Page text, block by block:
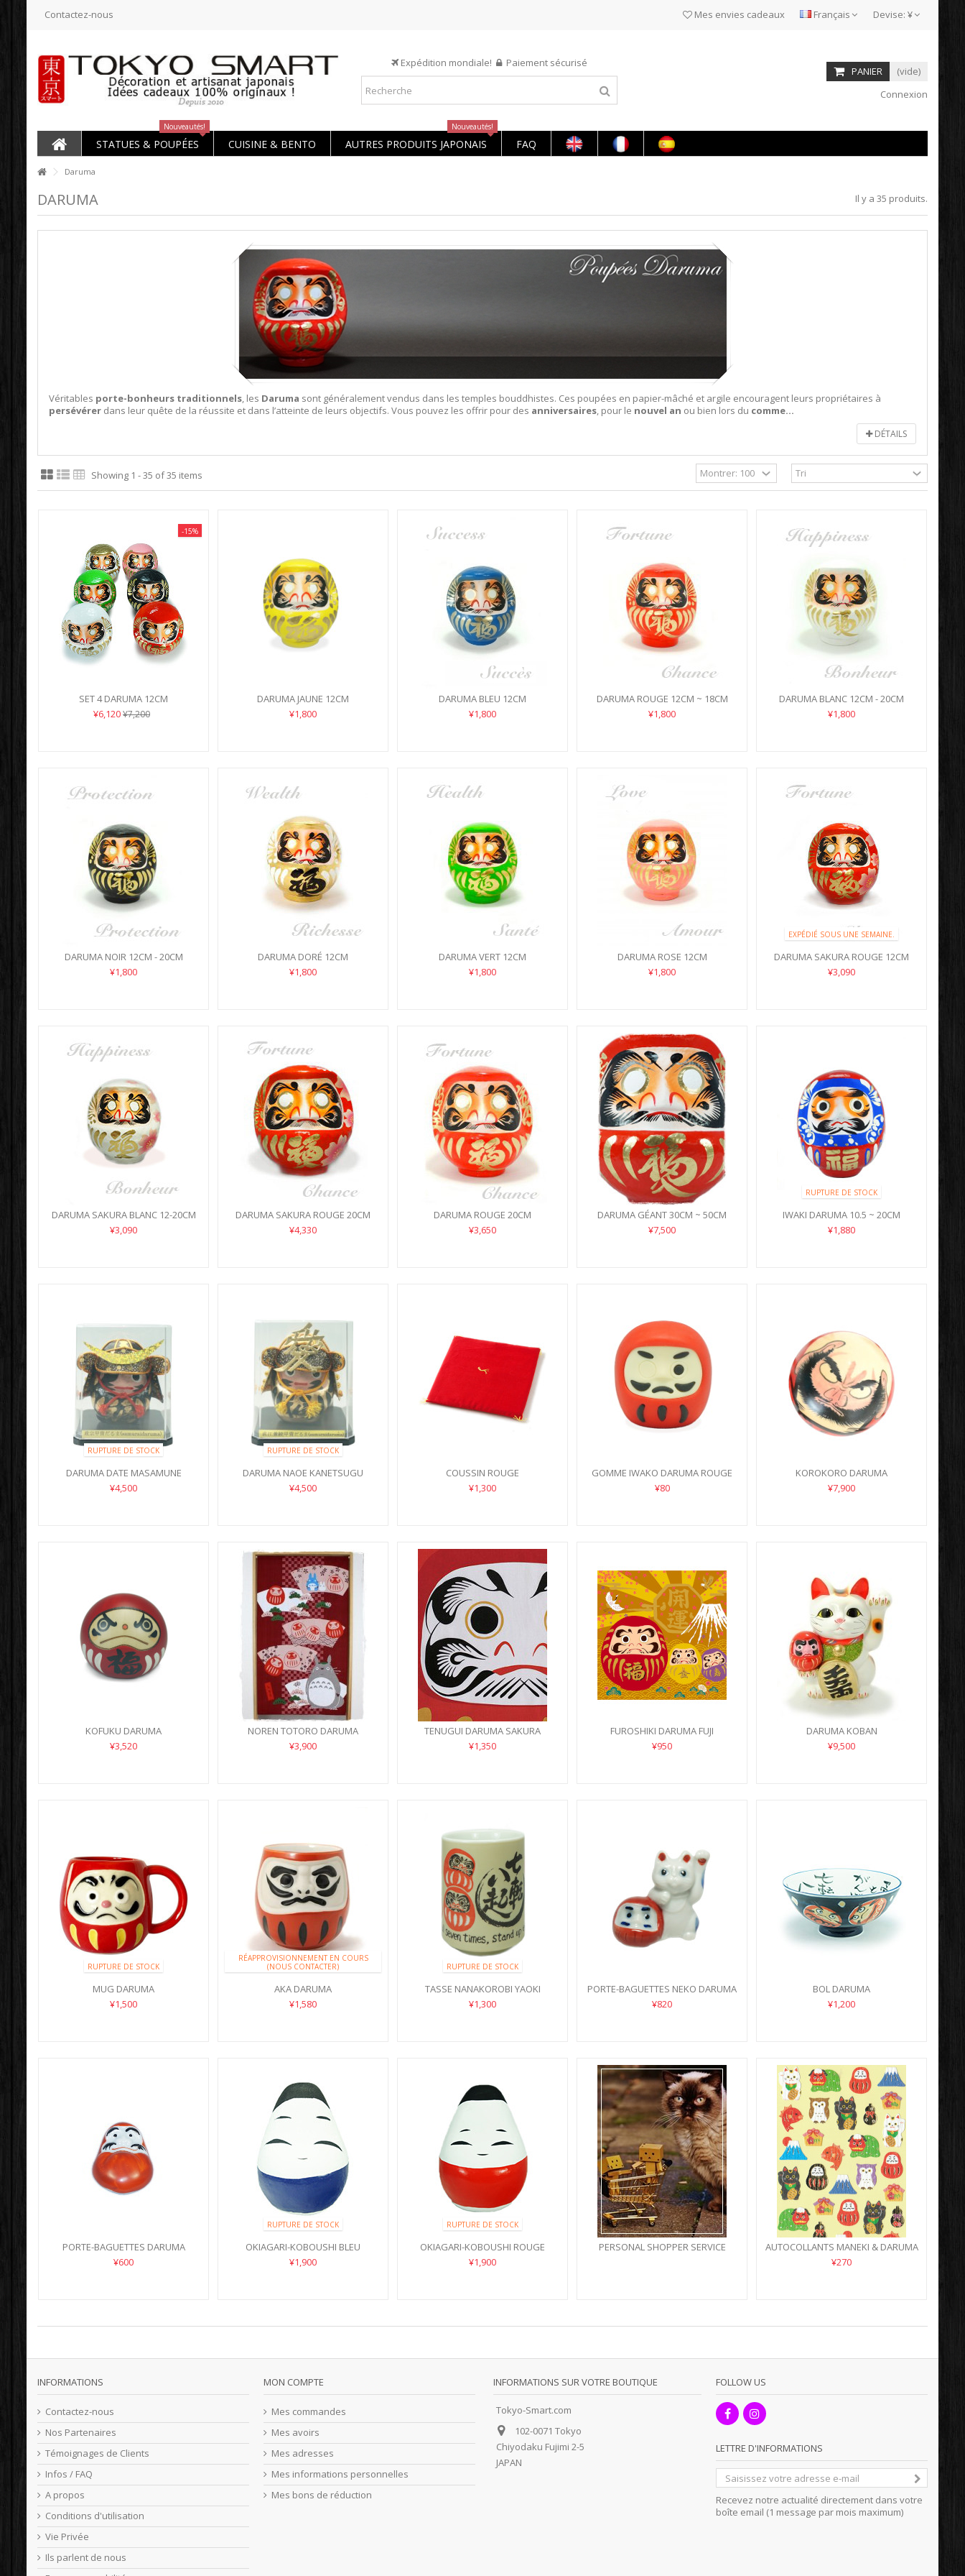
Devise: ¥
Français
Contactez-nous Mes envies cadeaux
Expédition mondiale! Paiement sécurisé
PANIER
(vide)
Connexion
STATUES & POUPÉES
Nouveautés!
CUISINE & BENTO AUTRES PRODUITS JAPONAIS
Nouveautés!
FAQ
Daruma
DARUMA Il y a 35 produits.
Véritables porte-bonheurs traditionnels, les Daruma sont généralementvendus dans les temples bouddhistes. Ces poupées en papier-mâché et argile encouragent leurs propriétaires à
persévérer dans leur quête de la réussite et dans l’atteinte de leurs objectifs. Vous pouvez les offrir pour des anniversaires, pour le nouvel an ou bien lors du comme...
DÉTAILS
Showing 1 - 35 of 35 items
-15%
SET 4 DARUMA 12CM
¥6,120¥7,200
DARUMA JAUNE 12CM
¥1,800
DARUMA BLEU 12CM
¥1,800
DARUMA ROUGE 12CM ~ 18CM
¥1,800
DARUMA BLANC 12CM - 20CM
¥1,800
DARUMA NOIR 12CM - 20CM
¥1,800
DARUMA DORÉ 12CM
¥1,800
DARUMA VERT 12CM
¥1,800
DARUMA ROSE 12CM
¥1,800
EXPÉDIÉ SOUS UNE SEMAINE.
DARUMA SAKURA ROUGE 12CM
¥3,090
DARUMA SAKURA BLANC 12-20CM
¥3,090
DARUMA SAKURA ROUGE 20CM
¥4,330
DARUMA ROUGE 20CM
¥3,650
DARUMA GÉANT 30CM ~ 50CM
¥7,500
RUPTURE DE STOCK
IWAKI DARUMA 10.5 ~ 20CM
¥1,880
RUPTURE DE STOCK
DARUMA DATE MASAMUNE
¥4,500
RUPTURE DE STOCK
DARUMA NAOE KANETSUGU
¥4,500
COUSSIN ROUGE
¥1,300
GOMME IWAKO DARUMA ROUGE
¥80
KOROKORO DARUMA
¥7,900
KOFUKU DARUMA
¥3,520
NOREN TOTORO DARUMA
¥3,900
TENUGUI DARUMA SAKURA
¥1,350
FUROSHIKI DARUMA FUJI
¥950
DARUMA KOBAN
¥9,500
RUPTURE DE STOCK
MUG DARUMA
¥1,500
RÉAPPROVISIONNEMENT EN COURS
(NOUS CONTACTER)
AKA DARUMA
¥1,580
RUPTURE DE STOCK
TASSE NANAKOROBI YAOKI
¥1,300
PORTE-BAGUETTES NEKO DARUMA
¥820
BOL DARUMA
¥1,200
PORTE-BAGUETTES DARUMA
¥600
RUPTURE DE STOCK
OKIAGARI-KOBOUSHI BLEU
¥1,900
RUPTURE DE STOCK
OKIAGARI-KOBOUSHI ROUGE
¥1,900
PERSONAL SHOPPER SERVICE
AUTOCOLLANTS MANEKI & DARUMA
¥270
INFORMATIONS
Contactez-nous
Nos Partenaires
Témoignages de Clients
Infos / FAQ
A propos
Conditions d'utilisation
Vie Privée
Ils parlent de nous
MON COMPTE
Mes commandes
Mes avoirs
Mes adresses
Mes informations personnelles
Mes bons de réduction
INFORMATIONS SUR VOTRE BOUTIQUE
Tokyo-Smart.com
102-0071 Tokyo
Chiyodaku Fujimi 2-5
JAPAN
FOLLOW US
LETTRE D'INFORMATIONS
Recevez notre actualité directement dans votre
boîte email (1 message par mois maximum)